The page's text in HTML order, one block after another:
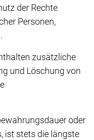
der Rechte
Personen,
zusätzliche
und Löschung von
oder
ist stets die längste